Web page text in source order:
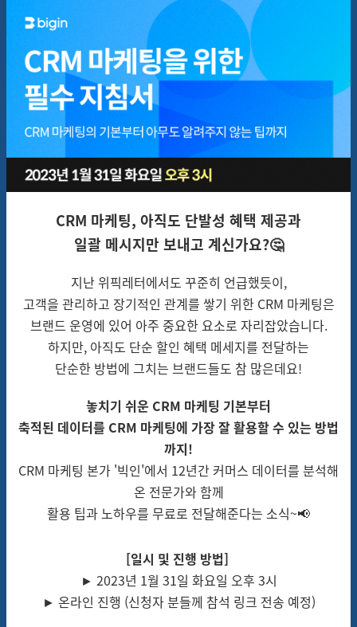
CRM 마케팅, 아직도 단발성 혜택 제공과
일괄 메시지만 보내고 계신가요?🤔
지난 위픽레터에서도 꾸준히 언급했듯이,
고객을 관리하고 장기적인 관계를 쌓기 위한 CRM 마케팅은
브랜드 운영에 있어 아주 중요한 요소로 자리잡았습니다.
하지만, 아직도 단순 할인 혜택 메세지를 전달하는
단순한 방법에 그치는 브랜드들도 참 많은데요!
놓치기 쉬운 CRM 마케팅 기본부터
축적된 데이터를 CRM 마케팅에 가장 잘 활용할 수 있는 방법
까지!
CRM 마케팅 본가 '빅인'에서 12년간 커머스 데이터를 분석해
온 전문가와 함께
활용 팁과 노하우를 무료로 전달해준다는 소식~📢
[일시 및 진행 방법]
► 2023년 1월 31일 화요일 오후 3시
► 온라인 진행 (신청자 분들께 참석 링크 전송 예정)